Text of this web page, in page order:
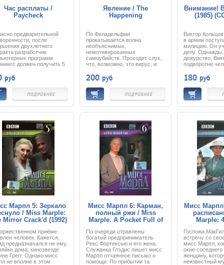
Час расплаты /
Paycheck
предварительной
после
двухлетнего
разработчик
программ
должен получить 5
однако вместо чека
служащий
ему семь
предметов.
поражен. Он хочет
кто разрешил это
и получает странный
жизнь Дженнингса
в постоянное
предметом
становится он сам и
прошлое. Он должен не
найти таинственного
который преследует
но и по семи предметам
над чем он
на протяжении двух
Однако это
может стоить
жизни…
руб
Явление / The
Happening
По Филадельфии
прокатывается волна
необъяснимых,
немотивированных
самоубийств. Проходит слух,
что, возможно, это вирус, и
домах, но уже слишком
поздно. Автомобильное
движение прервано
бесчисленными авариями –
машины врезаются в деревья
или срываются с дороги, их
водители сходят с ума и
погружённый в
преподавательскую
деятельность, Эллиот Мур с
женой Альмой и сыном-
подростком, как и все, бегут
от надвигающегося
Апокалипсиса, несущего
гибель всему живому, но при
этом супруги должны ещё и
наладить между собой
пошатнувшиеся отношения...
200 руб
Внимание!
(1985)
Виктор
в армии
милицию. Он
делу. Однажды,
дежурство,
подворотне
преступника, и
задержать.
ранение,
180 руб
Марпл 5: Зеркало
/ Miss Marple:
Mirror Crack'd (1992)
приёме
человек. Кажется,
предназначался не ему,
дома, кинозвезде
Грегг. Однако мисс
не вполне в этом
Мисс Марпл 6: Карман,
полный ржи / Miss
Marple. A Pocket Full of
По очереди отравлены
богатый предприниматель
Рекс Фортексью и его жена.
Служанка Глэдис пишет мисс
Марпл отчаянное письмо о
помощи. По прибытии та
Мисс
Marple:
Госпожа
встречу со
мисс Марпл,
окне
женщину,
неизвестный